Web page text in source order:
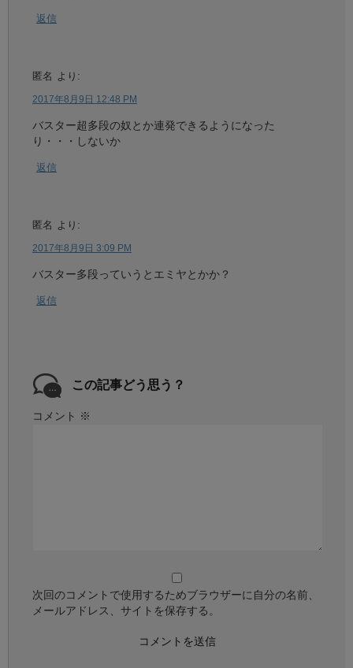
返信
匿名 より:
2017年8月9日 12:48 PM
バスター超多段の奴とか連発できるようになった
り・・・しないか
返信
匿名 より:
2017年8月9日 3:09 PM
バスター多段っていうとエミヤとかか？
返信
この記事どう思う？
コメント ※
次回のコメントで使用するためブラウザーに自分の名前、
メールアドレス、サイトを保存する。